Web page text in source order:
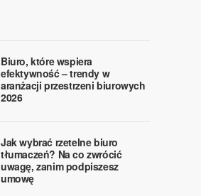
Biuro, które wspiera
efektywność – trendy w
aranżacji przestrzeni biurowych
2026
Jak wybrać rzetelne biuro
tłumaczeń? Na co zwrócić
uwagę, zanim podpiszesz
umowę